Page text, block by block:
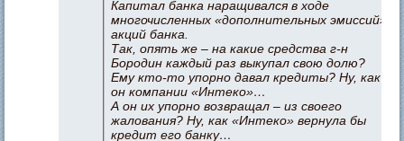
Капитал банка наращивался в ходе
многочисленных «дополнительных эмиссий»
акций банка.
Так, опять же – на какие средства г-н
Бородин каждый раз выкупал свою долю?
Ему кто-то упорно давал кредиты? Ну, как
он компании «Интеко»…
А он их упорно возвращал – из своего
жалования? Ну, как «Интеко» вернула бы
кредит его банку…